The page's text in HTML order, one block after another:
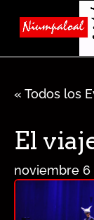
« Todos los
El
noviembre 6